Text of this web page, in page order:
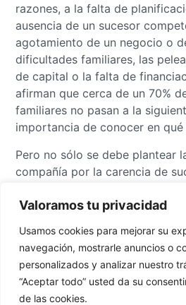
Valoramos tu privacidad
Usamos cookies para mejorar su
navegación, mostrarle anuncios o
personalizados y analizar nuestro
“Aceptar todo” usted da su
de las cookies.
razones, a la falta de
ausencia de un sucesor
agotamiento de un negocio o
dificultades familiares, las
de capital o la falta de
afirman que cerca de un 70%
familiares no pasan a la
importancia de conocer en
Pero no sólo se debe plantear
compañía por la carencia de
especialmente a causa de la
servicios, así como las
acelerado la necesidad de ser
momento oportuno para
Quizá la integración de tu